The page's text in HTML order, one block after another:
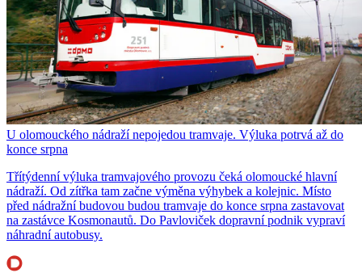
U olomouckého nádraží nepojedou tramvaje. Výluka potrvá až do
konce srpna
Třítýdenní výluka tramvajového provozu čeká olomoucké hlavní
nádraží. Od zítřka tam začne výměna výhybek a kolejnic. Místo
před nádražní budovou budou tramvaje do konce srpna zastavovat
na zastávce Kosmonautů. Do Pavloviček dopravní podnik vypraví
náhradní autobusy.